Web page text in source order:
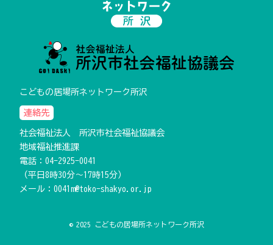
こどもの居場所ネットワーク所沢
連絡先
社会福祉法人 所沢市社会福祉協議会
地域福祉推進課
電話：04-2925-0041
（平日8時30分～17時15分）
メール：0041m@toko-shakyo.or.jp
© 2025 こどもの居場所ネットワーク所沢